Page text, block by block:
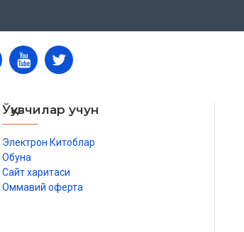
Ўқувчилар учун
Электрон Китоблар
Обуна
Сайт харитаси
Оммавий оферта